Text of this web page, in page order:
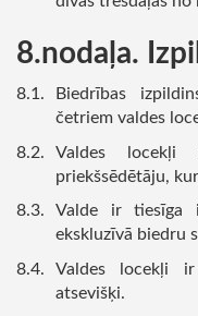
nodaļa.
Biedrības
četriem valdes
Valdes
priekšsēdētāju,
Valde ir tiesīga
ekskluzīvā biedru
Valdes locekļi
atsevišķi.